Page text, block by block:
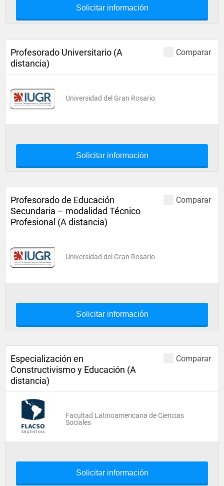
Solicitar información
Comparar
Profesorado Universitario (A
distancia)
Universidad del Gran Rosario
Solicitar información
Comparar
Profesorado de Educación
Secundaria – modalidad Técnico
Profesional (A distancia)
Universidad del Gran Rosario
Solicitar información
Comparar
Especialización en
Constructivismo y Educación (A
distancia)
Facultad Latinoamericana de Ciencias
Sociales
Solicitar información